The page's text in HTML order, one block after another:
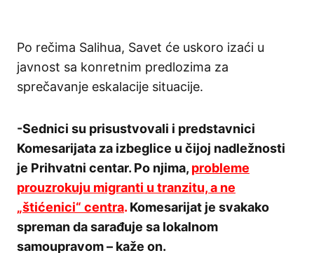
Po rečima Salihua, Savet će uskoro izaći u
javnost sa konretnim predlozima za
sprečavanje eskalacije situacije.
-Sednici su prisustvovali i predstavnici
Komesarijata za izbeglice u čijoj nadležnosti
je Prihvatni centar. Po njima, probleme
prouzrokuju migranti u tranzitu, a ne
„štićenici“ centra. Komesarijat je svakako
spreman da sarađuje sa lokalnom
samoupravom – kaže on.